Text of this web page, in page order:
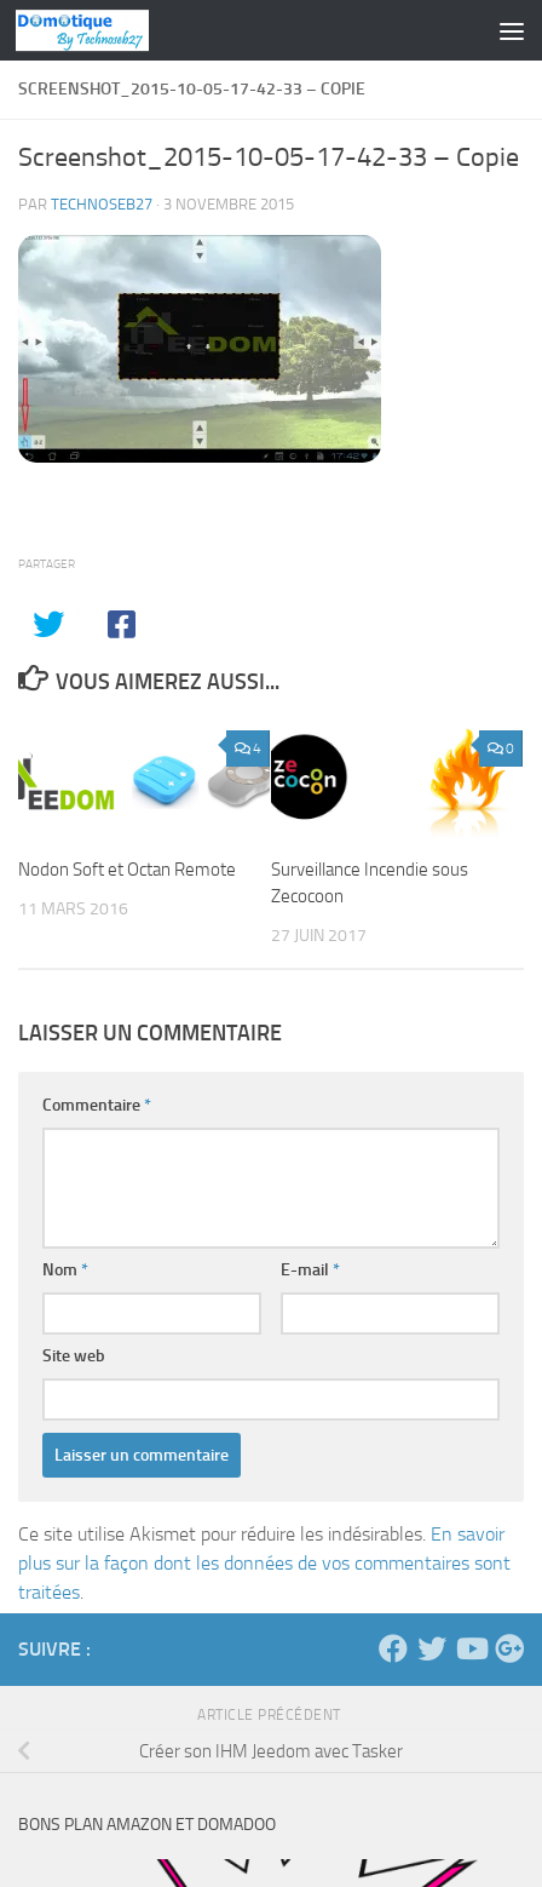
Skip to content
SCREENSHOT_2015-10-05-17-42-33 – COPIE
Screenshot_2015-10-05-17-42-33 – Copie
PAR TECHNOSEB27 · 3 NOVEMBRE 2015
PARTAGER
VOUS AIMEREZ AUSSI...
4
Nodon Soft et Octan Remote
11 MARS 2016
0
Surveillance Incendie sous
Zecocoon
27 JUIN 2017
LAISSER UN COMMENTAIRE
Commentaire*
Nom * E-mail *
Site web
Ce site utilise Akismet pour réduire les indésirables. En savoir
plus sur la façon dont les données de vos commentaires sont
traitées.
SUIVRE :
ARTICLE PRÉCÉDENT
Créer son IHM Jeedom avec Tasker
BONS PLAN AMAZON ET DOMADOO